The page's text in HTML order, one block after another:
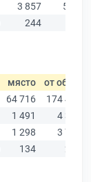
3 857
5 883
244
място от общо
64 716
174 403
1 491
4 390
1 298
3 764
134 226